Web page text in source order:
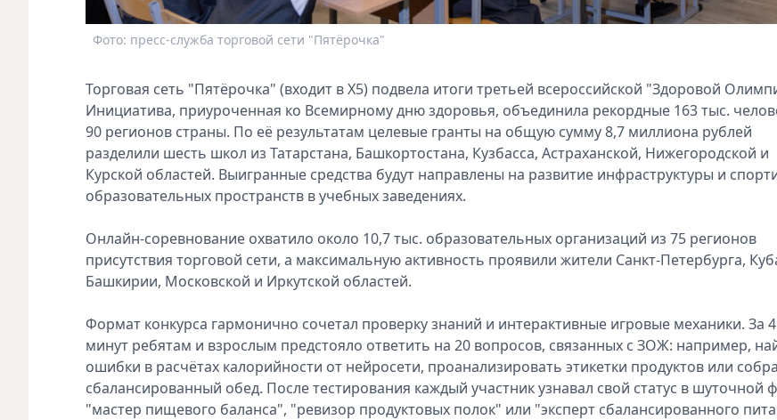
Фото: пресс-служба торговой сети "Пятёрочка"
Торговая сеть "Пятёрочка" (входит в X5) подвела итоги третьей всероссийской "Здоровой
Инициатива, приуроченная ко Всемирному дню здоровья, объединила рекордные 163 тыс.
90 регионов страны. По её результатам целевые гранты на общую сумму 8,7 миллиона рублей
разделили шесть школ из Татарстана, Башкортостана, Кузбасса, Астраханской, Нижегородской и
Курской областей. Выигранные средства будут направлены на развитие инфраструктуры и
образовательных пространств в учебных заведениях.
Онлайн-соревнование охватило около 10,7 тыс. образовательных организаций из 75 регионов
присутствия торговой сети, а максимальную активность проявили жители Санкт-Петербурга,
Башкирии, Московской и Иркутской областей.
Формат конкурса гармонично сочетал проверку знаний и интерактивные игровые механики. За
минут ребятам и взрослым предстояло ответить на 20 вопросов, связанных с ЗОЖ: например,
ошибки в расчётах калорийности от нейросети, проанализировать этикетки продуктов или
сбалансированный обед. После тестирования каждый участник узнавал свой статус в шуточной
"мастер пищевого баланса", "ревизор продуктовых полок" или "эксперт сбалансированного